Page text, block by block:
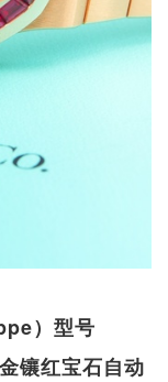
）型号
镶红宝石自动